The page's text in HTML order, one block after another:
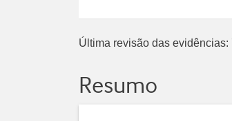
Última revisão das evidências:
Resumo